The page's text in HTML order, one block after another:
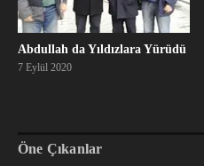
Abdullah da Yıldızlara Yürüdü
7 Eylül 2020
Öne Çıkanlar